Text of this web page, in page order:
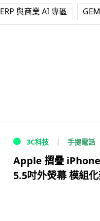
ERP 與商業 AI 專區
3C科技 手提電話
Apple 摺疊
5.5吋外熒幕 模組